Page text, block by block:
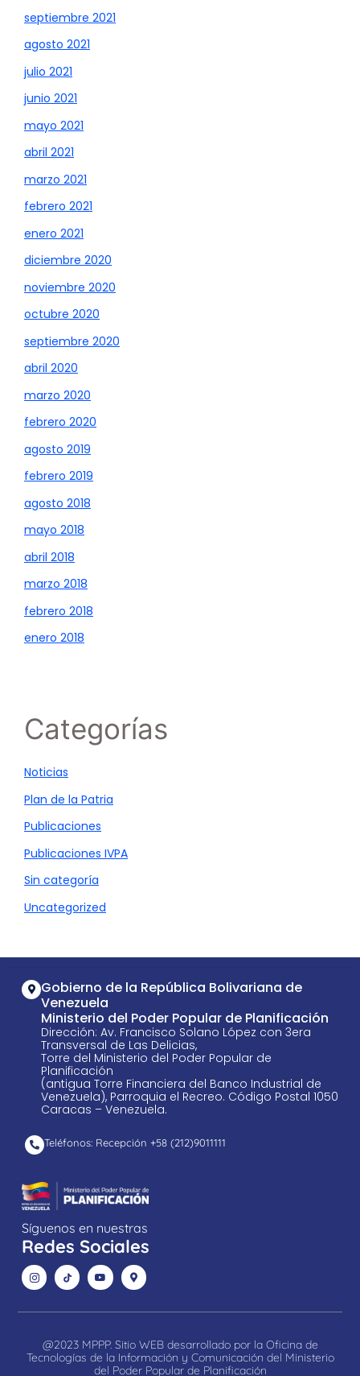
septiembre 2021
agosto 2021
julio 2021
junio 2021
mayo 2021
abril 2021
marzo 2021
febrero 2021
enero 2021
diciembre 2020
noviembre 2020
octubre 2020
septiembre 2020
abril 2020
marzo 2020
febrero 2020
agosto 2019
febrero 2019
agosto 2018
mayo 2018
abril 2018
marzo 2018
febrero 2018
enero 2018
Categorías
Noticias
Plan de la Patria
Publicaciones
Publicaciones IVPA
Sin categoría
Uncategorized
Gobierno de la República Bolivariana de
Venezuela
Ministerio del Poder Popular de Planificación
Dirección: Av. Francisco Solano López con 3era
Transversal de Las Delicias,
Torre del Ministerio del Poder Popular de
Planificación
(antigua Torre Financiera del Banco Industrial de
Venezuela), Parroquia el Recreo. Código Postal 1050
Caracas – Venezuela.
Teléfonos: Recepción +58 ​(212)9011111
Síguenos en nuestras
Redes Sociales
@2023 MPPP. Sitio WEB desarrollado por la Oficina de
Tecnologías de la Información y Comunicación del Ministerio
del Poder Popular de Planificación